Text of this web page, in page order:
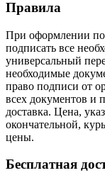
Правила
При оформлении
подписать все
универсальный
необходимые
право подписи от
всех документов и
доставка. Цена,
окончательной,
цены.
Бесплатная